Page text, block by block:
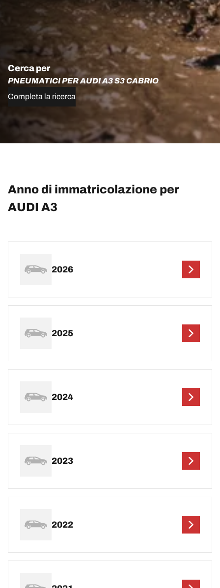
Cerca per
PNEUMATICI PER AUDI A3 S3 CABRIO
Completa la ricerca
Anno di immatricolazione per
AUDI A3
2026
2025
2024
2023
2022